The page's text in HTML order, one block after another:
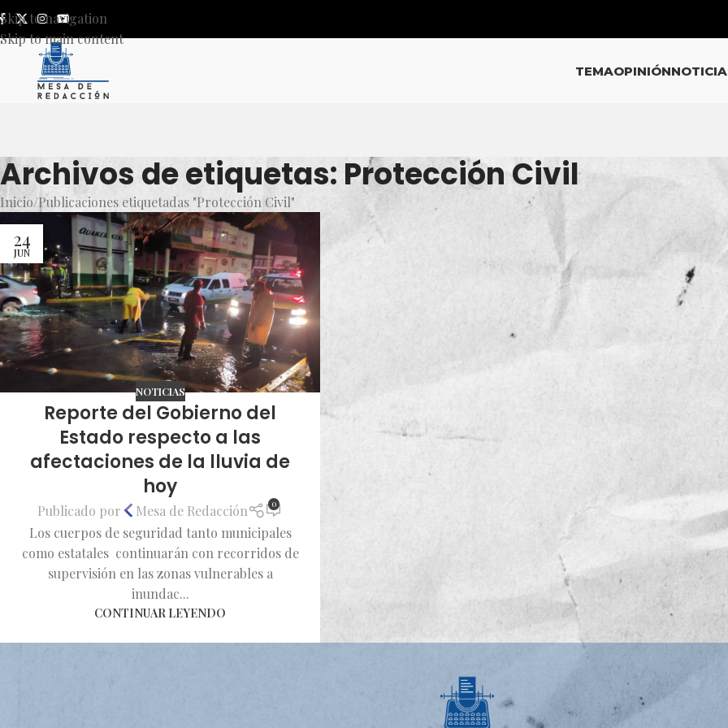
Skip to navigation
Skip to main content
TEMAOPINIÓN
Archivos de etiquetas: Protección Civil
Inicio Publicaciones etiquetadas "Protección Civil"
24
JUN
NOTICIAS
Reporte del Gobierno del
Estado respecto a las
afectaciones de la lluvia de
hoy
Publicado por Mesa de Redacción 0
Los cuerpos de seguridad tanto municipales
como estatales continuarán con recorridos de
supervisión en las zonas vulnerables a
inundac...
CONTINUAR LEYENDO